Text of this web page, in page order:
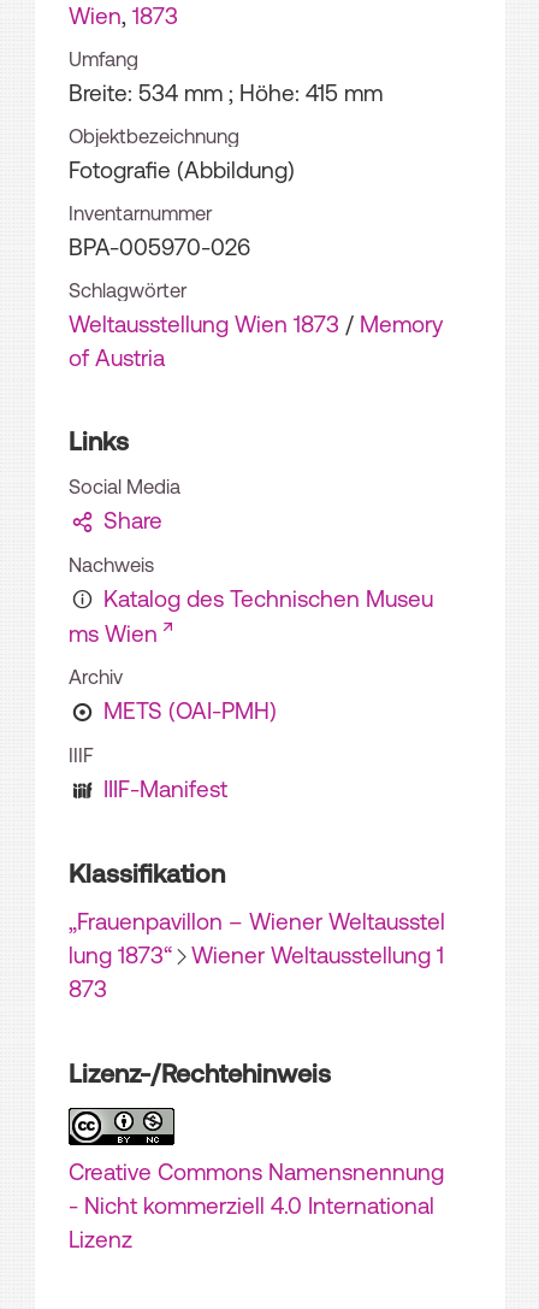
Wien, 1873
Umfang
Breite: 534 mm ; Höhe: 415 mm
Objektbezeichnung
Fotografie (Abbildung)
Inventarnummer
BPA-005970-026
Schlagwörter
Weltausstellung Wien 1873 / Memory
of Austria
Links
Social Media
Share
Nachweis
Katalog des Technischen Museu
ms Wien
Archiv
METS (OAI-PMH)
IIIF
IIIF-Manifest
Klassifikation
„Frauenpavillon – Wiener Weltausstel
lung 1873“
Wiener Weltausstellung 1
873
Lizenz-/Rechtehinweis
Creative Commons Namensnennung
- Nicht kommerziell 4.0 International
Lizenz